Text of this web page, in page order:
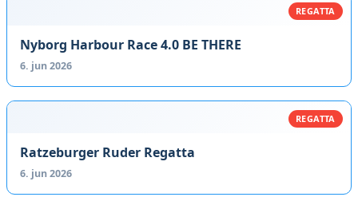
REGATTA
Nyborg Harbour Race 4.0 BE THERE
6. jun 2026
REGATTA
Ratzeburger Ruder Regatta
6. jun 2026